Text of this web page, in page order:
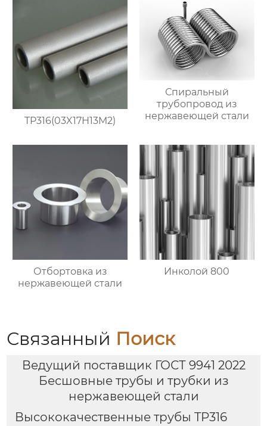
TP316(03X17H13M2)
Спиральный
трубопровод из
нержавеющей стали
Отбортовка из
нержавеющей стали
Инколой 800
Связанный Поиск
Ведущий поставщик ГОСТ 9941 2022
Бесшовные трубы и трубки из
нержавеющей стали
Высококачественные трубы TP316